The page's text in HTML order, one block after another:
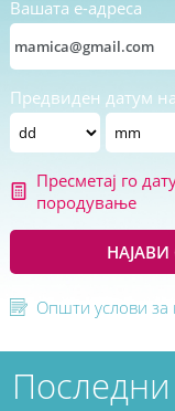
Вашата е-адреса
Предвиден датум
Пресметај го
породување
НАЈАВИ
Општи услови за
Последни